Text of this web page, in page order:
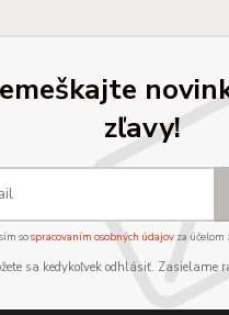
zľavy!
sospracovaním osobných údajov za účelom
sa kedykoľvek odhlásiť. Zasielame